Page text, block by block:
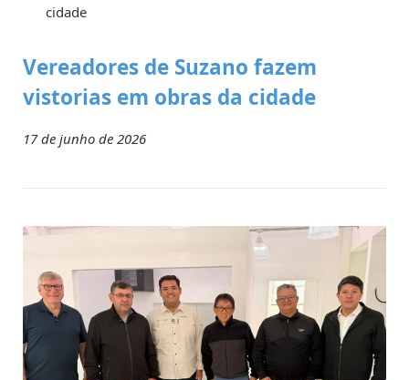
cidade
Vereadores de Suzano fazem
vistorias em obras da cidade
17 de junho de 2026